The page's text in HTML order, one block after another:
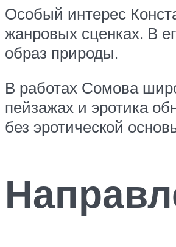
Особый интерес
жанровых сценках. В
образ природы.
В работах Сомова
пейзажах и эротика
без эротической